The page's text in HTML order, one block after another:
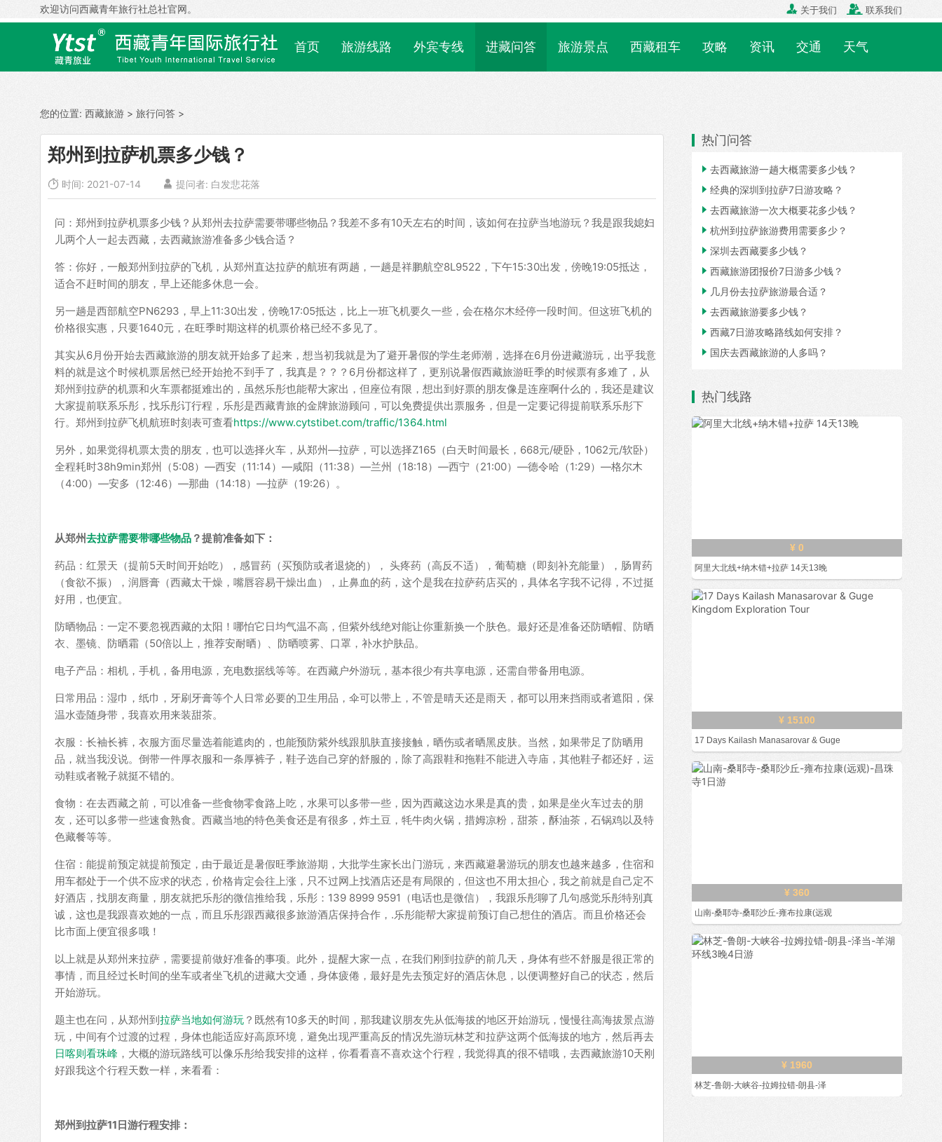
欢迎访问西藏青年旅行社总社官网。  关于我们  联系我们
首页 旅游线路 外宾专线 进藏问答 旅游景点 西藏租车 攻略 资讯 交通 天气
您的位置: 西藏旅游 > 旅行问答 >
郑州到拉萨机票多少钱？
 时间: 2021-07-14  提问者: 白发悲花落
问：郑州到拉萨机票多少钱？从郑州去拉萨需要带哪些物品？我差不多有10天左右的时间，该如何在拉萨当地游玩？我是跟我媳妇
儿两个人一起去西藏，去西藏旅游准备多少钱合适？
答：你好，一般郑州到拉萨的飞机，从郑州直达拉萨的航班有两趟，一趟是祥鹏航空8L9522，下午15:30出发，傍晚19:05抵达，
适合不赶时间的朋友，早上还能多休息一会。
另一趟是西部航空PN6293，早上11:30出发，傍晚17:05抵达，比上一班飞机要久一些，会在格尔木经停一段时间。但这班飞机的
价格很实惠，只要1640元，在旺季时期这样的机票价格已经不多见了。
其实从6月份开始去西藏旅游的朋友就开始多了起来，想当初我就是为了避开暑假的学生老师潮，选择在6月份进藏游玩，出乎我意
料的就是这个时候机票居然已经开始抢不到手了，我真是？？？6月份都这样了，更别说暑假西藏旅游旺季的时候票有多难了，从
郑州到拉萨的机票和火车票都挺难出的，虽然乐彤也能帮大家出，但座位有限，想出到好票的朋友像是连座啊什么的，我还是建议
大家提前联系乐彤，找乐彤订行程，乐彤是西藏青旅的金牌旅游顾问，可以免费提供出票服务，但是一定要记得提前联系乐彤下
行。郑州到拉萨飞机航班时刻表可查看https://www.cytstibet.com/traffic/1364.html
另外，如果觉得机票太贵的朋友，也可以选择火车，从郑州—拉萨，可以选择Z165（白天时间最长，668元/硬卧，1062元/软卧）
全程耗时38h9min郑州（5:08）—西安（11:14）—咸阳（11:38）—兰州（18:18）—西宁（21:00）—德令哈（1:29）—格尔木
（4:00）—安多（12:46）—那曲（14:18）—拉萨（19:26）。
从郑州去拉萨需要带哪些物品 ？提前准备如下：
药品：红景天（提前5天时间开始吃），感冒药（买预防或者退烧的）， 头疼药（高反不适），葡萄糖（即刻补充能量），肠胃药
（食欲不振），润唇膏（西藏太干燥，嘴唇容易干燥出血），止鼻血的药，这个是我在拉萨药店买的，具体名字我不记得，不过挺
好用，也便宜。
防晒物品：一定不要忽视西藏的太阳！哪怕它日均气温不高，但紫外线绝对能让你重新换一个肤色。最好还是准备还防晒帽、防晒
衣、墨镜、防晒霜（50倍以上，推荐安耐晒）、防晒喷雾、口罩，补水护肤品。
电子产品：相机，手机，备用电源，充电数据线等等。在西藏户外游玩，基本很少有共享电源，还需自带备用电源。
日常用品：湿巾，纸巾，牙刷牙膏等个人日常必要的卫生用品，伞可以带上，不管是晴天还是雨天，都可以用来挡雨或者遮阳，保
温水壶随身带，我喜欢用来装甜茶。
衣服：长袖长裤，衣服方面尽量选着能遮肉的，也能预防紫外线跟肌肤直接接触，晒伤或者晒黑皮肤。当然，如果带足了防晒用
品，就当我没说。倒带一件厚衣服和一条厚裤子，鞋子选自己穿的舒服的，除了高跟鞋和拖鞋不能进入寺庙，其他鞋子都还好，运
动鞋或者靴子就挺不错的。
食物：在去西藏之前，可以准备一些食物零食路上吃，水果可以多带一些，因为西藏这边水果是真的贵，如果是坐火车过去的朋
友，还可以多带一些速食熟食。西藏当地的特色美食还是有很多，炸土豆，牦牛肉火锅，措姆凉粉，甜茶，酥油茶，石锅鸡以及特
色藏餐等等。
住宿：能提前预定就提前预定，由于最近是暑假旺季旅游期，大批学生家长出门游玩，来西藏避暑游玩的朋友也越来越多，住宿和
用车都处于一个供不应求的状态，价格肯定会往上涨，只不过网上找酒店还是有局限的，但这也不用太担心，我之前就是自己定不
好酒店，找朋友商量，朋友就把乐彤的微信推给我，乐彤：139 8999 9591（电话也是微信），我跟乐彤聊了几句感觉乐彤特别真
诚，这也是我跟喜欢她的一点，而且乐彤跟西藏很多旅游酒店保持合作，.乐彤能帮大家提前预订自己想住的酒店。而且价格还会
比市面上便宜很多哦！
以上就是从郑州来拉萨，需要提前做好准备的事项。此外，提醒大家一点，在我们刚到拉萨的前几天，身体有些不舒服是很正常的
事情，而且经过长时间的坐车或者坐飞机的进藏大交通，身体疲倦，最好是先去预定好的酒店休息，以便调整好自己的状态，然后
开始游玩。
题主也在问，从郑州到拉萨当地如何游玩 ？既然有10多天的时间，那我建议朋友先从低海拔的地区开始游玩，慢慢往高海拔景点游
玩，中间有个过渡的过程，身体也能适应好高原环境，避免出现严重高反的情况先游玩林芝和拉萨这两个低海拔的地方，然后再去
日喀则看珠峰 ，大概的游玩路线可以像乐彤给我安排的这样，你看看喜不喜欢这个行程，我觉得真的很不错哦，去西藏旅游10天刚
好跟我这个行程天数一样，来看看：
郑州到拉萨11日游行程安排：
热门问答
 去西藏旅游一趟大概需要多少钱？
 经典的深圳到拉萨7日游攻略？
 去西藏旅游一次大概要花多少钱？
 杭州到拉萨旅游费用需要多少？
 深圳去西藏要多少钱？
 西藏旅游团报价7日游多少钱？
 几月份去拉萨旅游最合适？
 去西藏旅游要多少钱？
 西藏7日游攻略路线如何安排？
 国庆去西藏旅游的人多吗？
热门线路
¥ 0
阿里大北线+纳木错+拉萨 14天13晚
¥ 15100
17 Days Kailash Manasarovar & Guge
¥ 360
山南-桑耶寺-桑耶沙丘-雍布拉康(远观
¥ 1960
林芝-鲁朗-大峡谷-拉姆拉错-朗县-泽